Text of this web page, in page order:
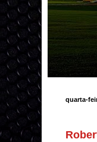
quarta-